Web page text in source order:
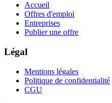
Accueil
Offres d'emploi
Entreprises
Publier une offre
Légal
Mentions légales
Politique de confidentialité
CGU